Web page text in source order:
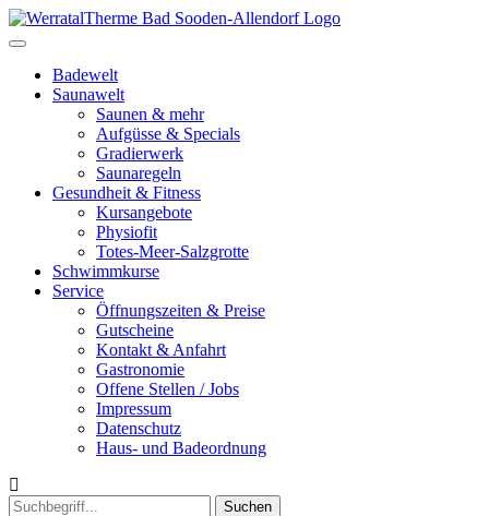
Toggle
navigationBadewelt
Saunawelt
Saunen & mehr
Aufgüsse & Specials
Gradierwerk
Saunaregeln
Gesundheit & Fitness
Kursangebote
Physiofit
Totes-Meer-Salzgrotte
Schwimmkurse
Service
Öffnungszeiten & Preise
Gutscheine
Kontakt & Anfahrt
Gastronomie
Offene Stellen / Jobs
Impressum
Datenschutz
Haus- und Badeordnung
Suchen